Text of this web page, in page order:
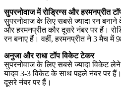
सुपरनोवाज में रोड्रिग्स और हरमनप्रीत
सुपरनोवाज के लिए सबसे ज्यादा रन बनाने
और हरमनप्रीत कौर दूसरे नंबर पर हैं।
रन बनाए हैं। वहीं, हरमनप्रीत ने 3 मैच में
अनुजा और राधा टॉप विकेट टेकर
सुपरनोवाज के लिए सबसे ज्यादा विकेट
यादव 3-3 विकेट के साथ पहले नंबर पर
दूसरे नंबर पर हैं।